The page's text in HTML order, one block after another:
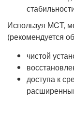
Используя MCT,
(рекомендуется
чистой
доступа к